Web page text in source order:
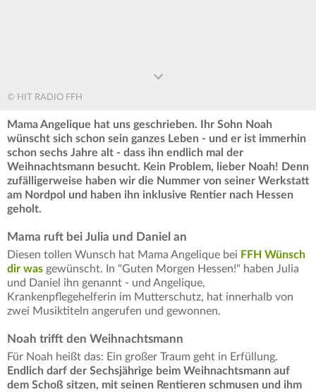
© HIT RADIO FFH
Mama Angelique hat uns geschrieben. Ihr Sohn Noah
wünscht sich schon sein ganzes Leben - und er ist immerhin
schon sechs Jahre alt - dass ihn endlich mal der
Weihnachtsmann besucht. Kein Problem, lieber Noah! Denn
zufälligerweise haben wir die Nummer von seiner Werkstatt
am Nordpol und haben ihn inklusive Rentier nach Hessen
geholt.
Mama ruft bei Julia und Daniel an
Diesen tollen Wunsch hat Mama Angelique bei FFH Wünsch
dir was gewünscht. In "Guten Morgen Hessen!" haben Julia
und Daniel ihn genannt - und Angelique,
Krankenpflegehelferin im Mutterschutz, hat innerhalb von
zwei Musiktiteln angerufen und gewonnen.
Noah trifft den Weihnachtsmann
Für Noah heißt das: Ein großer Traum geht in Erfüllung.
Endlich darf der Sechsjährige beim Weihnachtsmann auf
dem Schoß sitzen, mit seinen Rentieren schmusen und ihm